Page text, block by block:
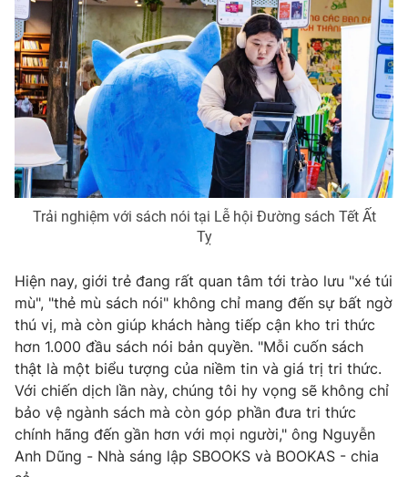
Phó Tổng Biên tập:Nguyễn Thị Mỹ Hạnh, Phạm Quốc Thắng,
Nguyễn Trọng Ninh
Tổng đài VTV:024.38 355 931 - 024.38 355 932
Ðiện thoại Thời báo VTV:024.66 897 897
Email:toasoan@vtv.vn
Liên hệ quảng cáo:
024-7300.7108
® Cấm sao chép dưới mọi hình thức nếu không có sự chấp
thuận bằng văn bản. Ghi rõ nguồn VTV.vn khi phát hành lại
thông tin từ website này.
Trải nghiệm với sách nói tại Lễ hội Đường sách Tết Ất
Tỵ
Hiện nay, giới trẻ đang rất quan tâm tới trào lưu "xé túi
mù", "thẻ mù sách nói" không chỉ mang đến sự bất ngờ
thú vị, mà còn giúp khách hàng tiếp cận kho tri thức
hơn 1.000 đầu sách nói bản quyền. "Mỗi cuốn sách
thật là một biểu tượng của niềm tin và giá trị tri thức.
Với chiến dịch lần này, chúng tôi hy vọng sẽ không chỉ
bảo vệ ngành sách mà còn góp phần đưa tri thức
chính hãng đến gần hơn với mọi người," ông Nguyễn
Anh Dũng - Nhà sáng lập SBOOKS và BOOKAS - chia